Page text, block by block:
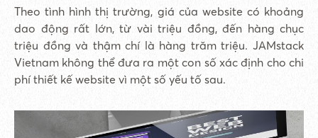
Theo tình hình thị trường, giá của website có khoảng
dao động rất lớn, từ vài triệu đồng, đến hàng chục
triệu đồng và thậm chí là hàng trăm triệu. JAMstack
Vietnam không thể đưa ra một con số xác định cho chi
phí thiết kế website vì một số yếu tố sau.